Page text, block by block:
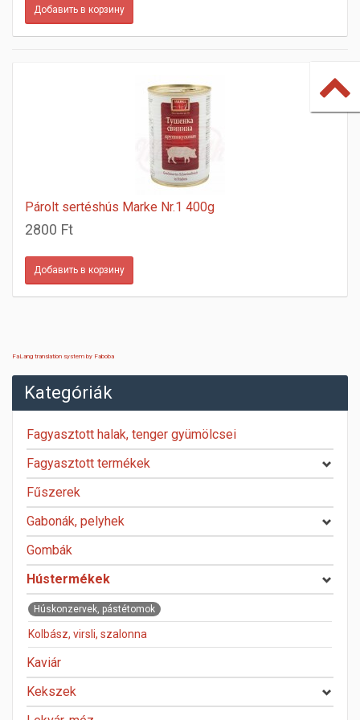
Párolt sertéshús Marke Nr.1 400g
2800 Ft
FaLang translation system by Faboba
Kategóriák
Fagyasztott halak, tenger gyümölcsei
Fagyasztott termékek
Fűszerek
Gabonák, pelyhek
Gombák
Hústermékek
Húskonzervek, pástétomok
Kolbász, virsli, szalonna
Kaviár
Kekszek